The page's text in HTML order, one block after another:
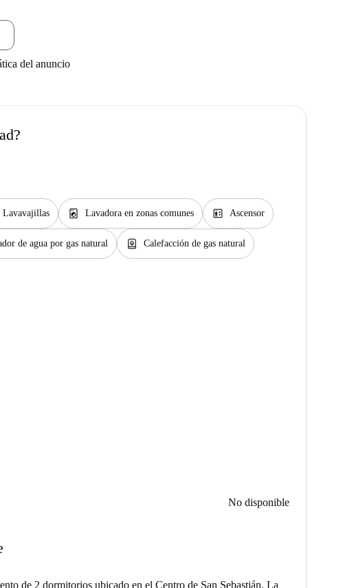
del anuncio
Lavavajillas local_laundry_service Lavadora en zonas comunes elevator Ascensor
de agua por gas natural water_heater Calefacción de gas natural
No disponible
de 2 dormitorios ubicado en el Centro de San Sebastián. La